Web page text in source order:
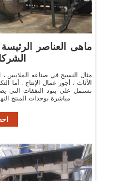
ماهى العناصر
مثال النسيج في صناعة الملابس
الأثاث ، أجور عمال الإنتاج . أما
تشتمل على بنود النفقات التي
مباشرة بوحدات المنتج